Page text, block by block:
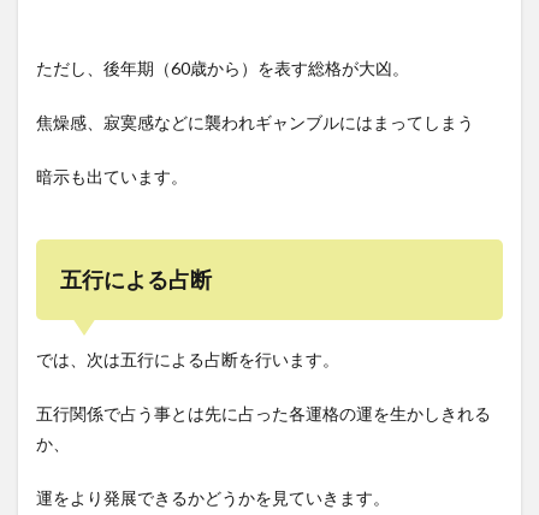
ただし、後年期（60歳から）を表す総格が大凶。
焦燥感、寂寞感などに襲われギャンブルにはまってしまう
暗示も出ています。
五行による占断
では、次は五行による占断を行います。
五行関係で占う事とは先に占った各運格の運を生かしきれる
か、
運をより発展できるかどうかを見ていきます。